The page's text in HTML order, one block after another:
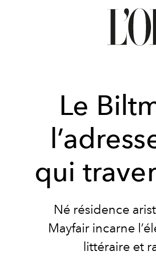
Le
qui
Né résidence
Mayfair incarne
littéraire et